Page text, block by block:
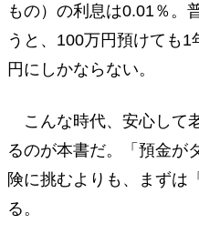
もの）の利息は0.01％。
うと、100万円預けても
円にしかならない。
こんな時代、安心して
るのが本書だ。「預金が
険に挑むよりも、まずは
る。